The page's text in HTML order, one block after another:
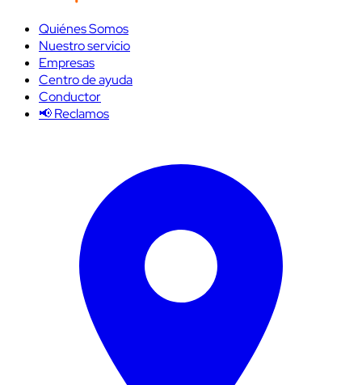
Quiénes Somos
Nuestro servicio
Empresas
Centro de ayuda
Conductor
📢 Reclamos